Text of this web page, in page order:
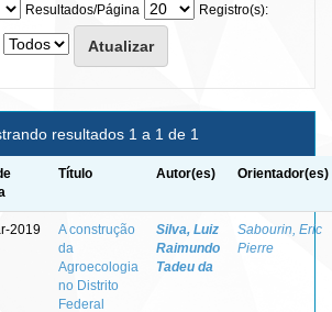
Resultados/Página
Registro(s):
resultados 1 a 1 de 1
Título Autor(es) Orientador(es)
2019
A construção
da
Agroecologia
no Distrito
Federal
Silva, Luiz
Raimundo
Tadeu da
Sabourin, Eric
Pierre